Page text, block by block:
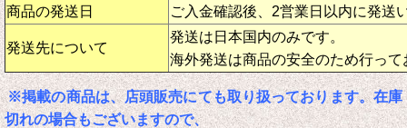
商品の発送日 ご入金確認後、2営業日以内に発送
発送先について
発送は日本国内のみです。
海外発送は商品の安全のため行って
※掲載の商品は、店頭販売にても取り扱っております。在庫
切れの場合もございますので、